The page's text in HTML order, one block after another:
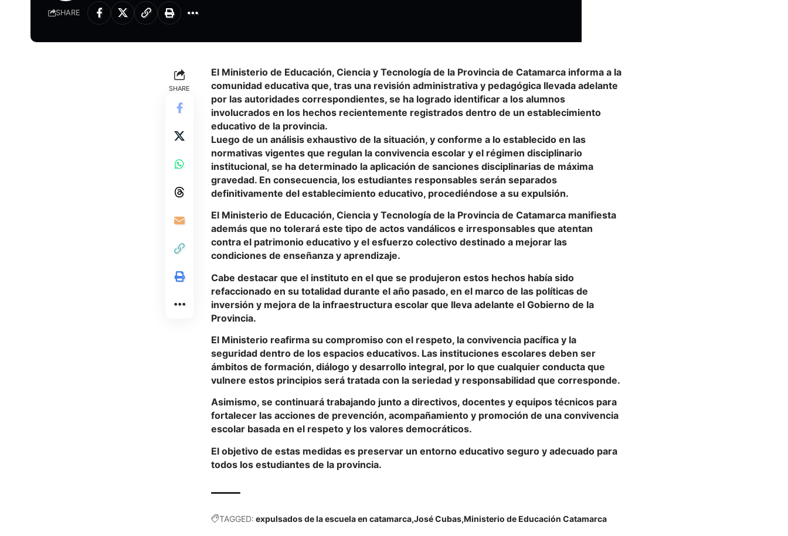
SHARE
SHARE
El Ministerio de Educación, Ciencia y Tecnología de la Provincia de Catamarca informa a la
comunidad educativa que, tras una revisión administrativa y pedagógica llevada adelante
por las autoridades correspondientes, se ha logrado identificar a los alumnos
involucrados en los hechos recientemente registrados dentro de un establecimiento
educativo de la provincia.
Luego de un análisis exhaustivo de la situación, y conforme a lo establecido en las
normativas vigentes que regulan la convivencia escolar y el régimen disciplinario
institucional, se ha determinado la aplicación de sanciones disciplinarias de máxima
gravedad. En consecuencia, los estudiantes responsables serán separados
definitivamente del establecimiento educativo, procediéndose a su expulsión.
El Ministerio de Educación, Ciencia y Tecnología de la Provincia de Catamarca manifiesta
además que no tolerará este tipo de actos vandálicos e irresponsables que atentan
contra el patrimonio educativo y el esfuerzo colectivo destinado a mejorar las
condiciones de enseñanza y aprendizaje.
Cabe destacar que el instituto en el que se produjeron estos hechos había sido
refaccionado en su totalidad durante el año pasado, en el marco de las políticas de
inversión y mejora de la infraestructura escolar que lleva adelante el Gobierno de la
Provincia.
El Ministerio reafirma su compromiso con el respeto, la convivencia pacífica y la
seguridad dentro de los espacios educativos. Las instituciones escolares deben ser
ámbitos de formación, diálogo y desarrollo integral, por lo que cualquier conducta que
vulnere estos principios será tratada con la seriedad y responsabilidad que corresponde.
Asimismo, se continuará trabajando junto a directivos, docentes y equipos técnicos para
fortalecer las acciones de prevención, acompañamiento y promoción de una convivencia
escolar basada en el respeto y los valores democráticos.
El objetivo de estas medidas es preservar un entorno educativo seguro y adecuado para
todos los estudiantes de la provincia.
TAGGED: expulsados de la escuela en catamarca José Cubas Ministerio de Educación Catamarca